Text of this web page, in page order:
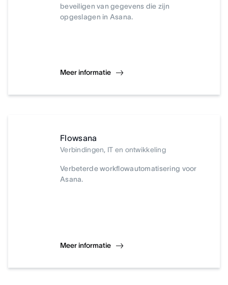
beveiligen van gegevens die zijn
opgeslagen in Asana.
Meer informatie
Flowsana
Verbindingen, IT en ontwikkeling
Verbeterde workflowautomatisering voor
Asana.
Meer informatie